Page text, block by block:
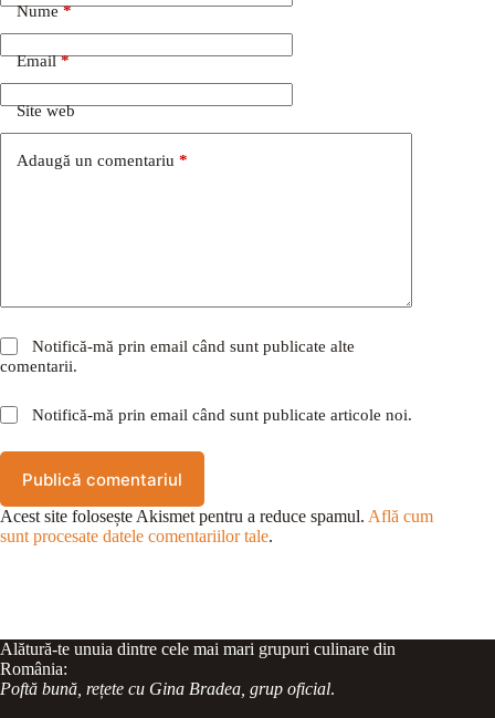
Nume*
Email*
Site web
Adaugă un comentariu *
Notifică-mă prin email când sunt publicate alte
comentarii.
Notifică-mă prin email când sunt publicate articole noi.
Publică comentariul
Acest site folosește Akismet pentru a reduce spamul. Află cum
sunt procesate datele comentariilor tale.
Alătură-te unuia dintre cele mai mari grupuri culinare din
România:
Poftă bună, rețete cu Gina Bradea, grup oficial.